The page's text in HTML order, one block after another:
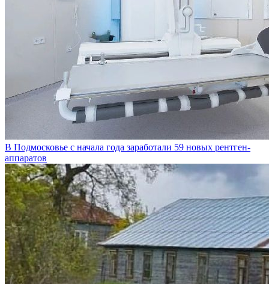
В Подмосковье с начала года заработали 59 новых рентген-
аппаратов